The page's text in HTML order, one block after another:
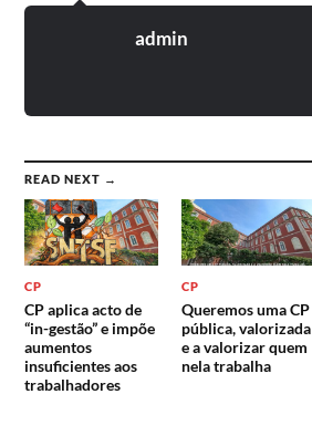
admin
READ NEXT →
CP
CP aplica acto de
“in-gestão” e impõe
aumentos
insuficientes aos
trabalhadores
CP
Queremos uma CP
pública, valorizada
e a valorizar quem
nela trabalha